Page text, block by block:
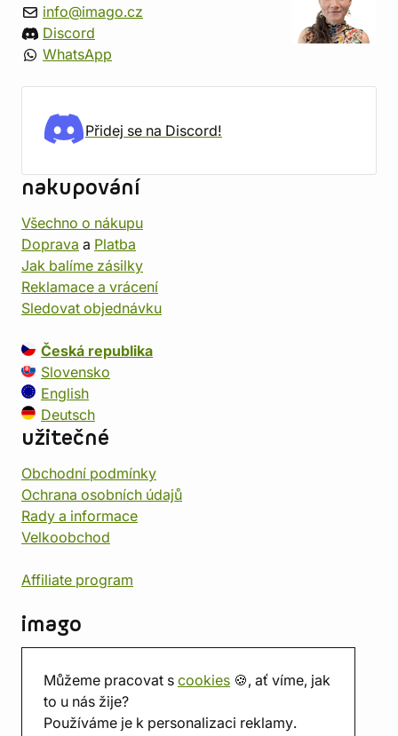
Můžeme pracovat s cookies 🍪, ať víme, jak
to u nás žije?
Používáme je k personalizaci reklamy.
info@imago.cz
Discord
WhatsApp
Přidej se na Discord!
nakupování
Všechno o nákupu
Doprava a Platba
Jak balíme zásilky
Reklamace a vrácení
Sledovat objednávku
Česká republika
Slovensko
English
Deutsch
užitečné
Obchodní podmínky
Ochrana osobních údajů
Rady a informace
Velkoobchod
Affiliate program
imago
Prodejna
Herna
O nás